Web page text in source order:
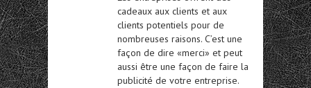
cadeaux aux clients et aux
clients potentiels pour de
nombreuses raisons. C’est une
façon de dire «merci» et peut
aussi être une façon de faire la
publicité de votre entreprise.